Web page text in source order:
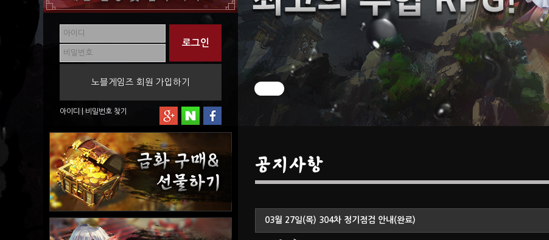
노블게임즈 회원 가입하기
아이디 비밀번호 찾기
공지사항
03월 27일(목) 304차 정기점검 안내(완료)